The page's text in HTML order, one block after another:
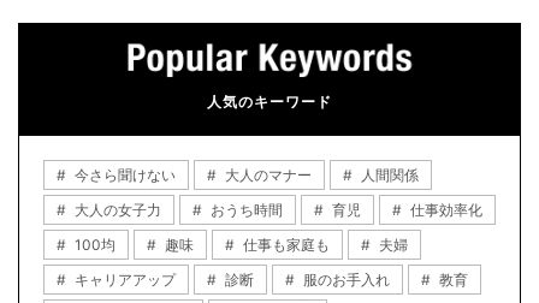
人気のキーワード
今さら聞けない 大人のマナー
人間関係
大人の女子力
おうち時間 育児
仕事効率化
100均
趣味 仕事も家庭も
夫婦
キャリアアップ
診断 服のお手入れ
教育